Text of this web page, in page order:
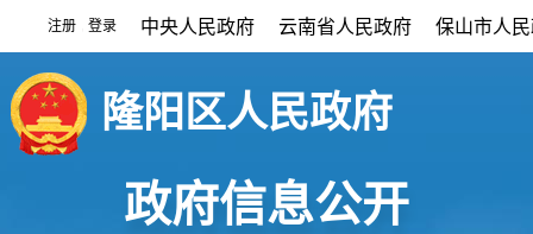
注册 登录 中央人民政府 云南省人民政府 保山市人
隆阳区人民政府
政府信息公开